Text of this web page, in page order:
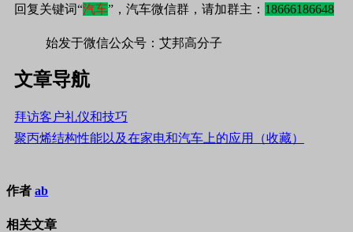
回复关键词“汽车”，汽车微信群，请加群主： 18666186648
始发于微信公众号：艾邦高分子
文章导航
拜访客户礼仪和技巧
聚丙烯结构性能以及在家电和汽车上的应用（收藏）
作者 ab
相关文章